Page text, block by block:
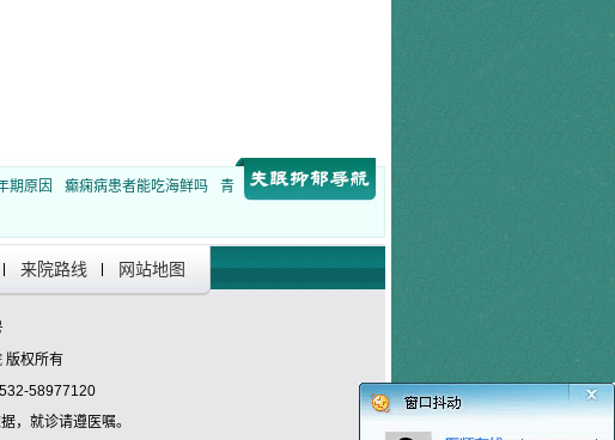
期原因 癫痫病患者能吃海鲜吗
青
来院路线 网站地图
版权所有
58977120
，就诊请遵医嘱。